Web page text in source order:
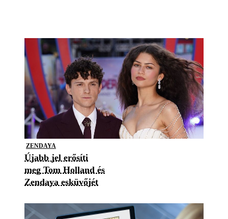
ZENDAYA
Újabb jel erősíti
meg Tom Holland és
Zendaya esküvőjét